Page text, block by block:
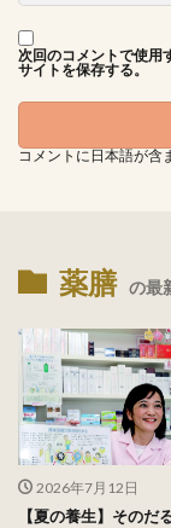
次回のコメントで使用
サイトを保存する。
コメントに日本語が含
薬膳 の最
2026年7月12日
【夏の養生】そのだ